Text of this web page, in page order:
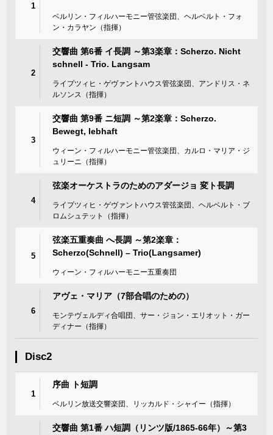
1
ベルリン・フィルハーモニー管弦楽団、ヘルベルト・フォ
ン・カラヤン（指揮）
2
交響曲 第6番 イ長調 ～第3楽章：Scherzo. Nicht
schnell - Trio. Langsam
ライプツィヒ・ゲヴァントハウス管弦楽団、アンドリス・ネ
ルソンス（指揮）
3
交響曲 第9番 ニ短調 ～第2楽章：Scherzo.
Bewegt, lebhaft
ウィーン・フィルハーモニー管弦楽団、カルロ・マリア・ジ
ュリーニ（指揮）
4
弦楽オーケストラのためのアダージョ 変ト長調
ライプツィヒ・ゲヴァントハウス管弦楽団、ヘルベルト・ブ
ロムシュテット（指揮）
5
弦楽五重奏曲 へ長調 ～第2楽章：
Scherzo(Schnell) – Trio(Langsamer)
ウィーン・フィルハーモニー五重奏団
6
アヴェ・マリア（7部合唱のための）
モンテヴェルディ合唱団、サー・ジョン・エリオット・ガー
ディナー（指揮）
Disc2
1
序曲 ト短調
ベルリン放送交響楽団、リッカルド・シャイー（指揮）
交響曲 第1番 ハ短調（リンツ版/1865-66年）～第3